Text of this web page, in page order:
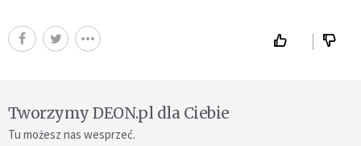
Tworzymy DEON.pl dla Ciebie
Tu możesz nas wesprzeć.